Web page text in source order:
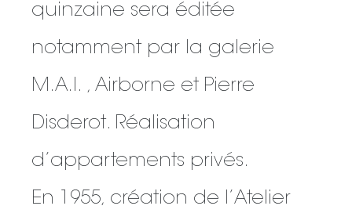
quinzaine sera éditée
notamment par la galerie
M.A.I. , Airborne et Pierre
Disderot. Réalisation
d’appartements privés.
En 1955, création de l’Atelier